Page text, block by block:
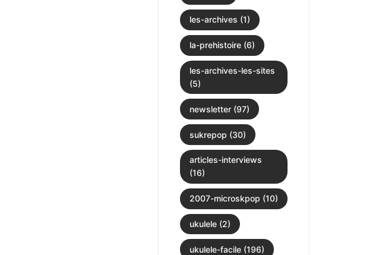
les-archives (1)
la-prehistoire (6)
les-archives-les-sites
(5)
newsletter (97)
sukrepop (30)
articles-interviews
(16)
2007-microskpop (10)
ukulele (2)
ukulele-facile (196)